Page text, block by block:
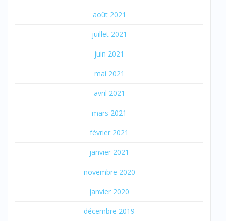
août 2021
juillet 2021
juin 2021
mai 2021
avril 2021
mars 2021
février 2021
janvier 2021
novembre 2020
janvier 2020
décembre 2019